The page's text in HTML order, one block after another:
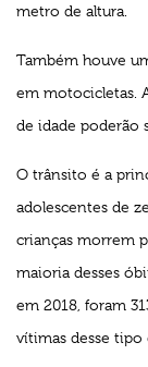
metro de altura.
Também houve
em motocicletas.
de idade poderão
O trânsito é a
adolescentes de
crianças morrem
maioria desses
em 2018, foram
vítimas desse tipo